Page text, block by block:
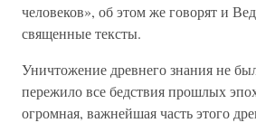
человеков», об этом же говорят и
священные тексты.
Уничтожение древнего знания не
пережило все бедствия прошлых
огромная, важнейшая часть этого